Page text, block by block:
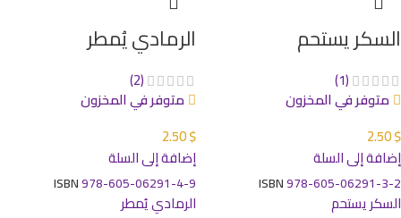
السكر يستحم
(1)
متوفر في المخزون
2.50$
إضافة إلى السلة
ISBN978-605-06291-3-2
السكر يستحم
الرمادي يُمطر
(2)
متوفر في المخزون
2.50$
إضافة إلى السلة
ISBN978-605-06291-4-9
الرمادي يُمطر